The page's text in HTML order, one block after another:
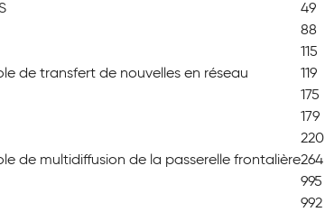
49
88
115
de transfert de nouvelles en réseau
119
175
179
220
de multidiffusion de la passerelle frontalière264
995
992